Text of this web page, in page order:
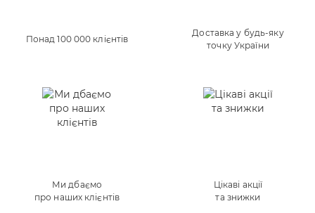
Понад 100 000 клієнтів
Доставка у будь-яку
точку України
Ми дбаємо
про наших клієнтів
Цікаві акції
та знижки